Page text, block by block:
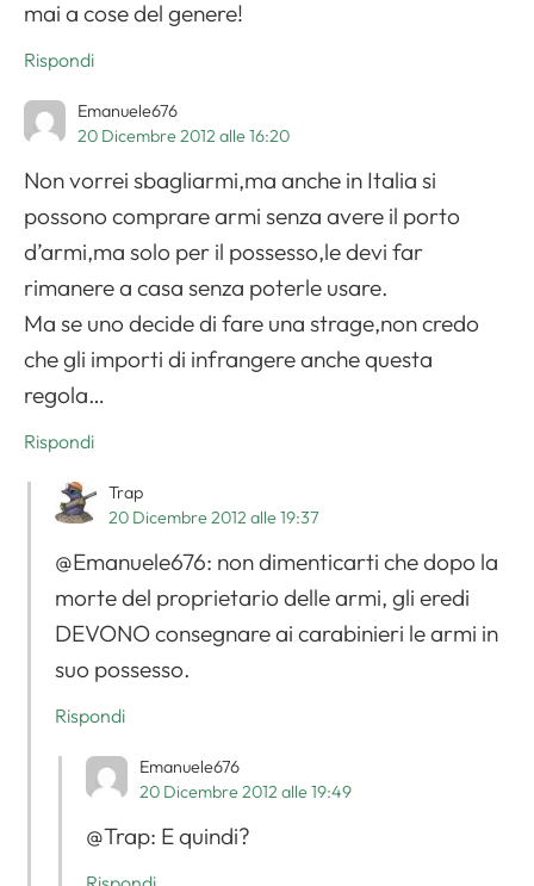
mai a cose del genere!
Rispondi
Emanuele676
20 Dicembre 2012 alle 16:20
Non vorrei sbagliarmi,ma anche in Italia si
possono comprare armi senza avere il porto
d’armi,ma solo per il possesso,le devi far
rimanere a casa senza poterle usare.
Ma se uno decide di fare una strage,non credo
che gli importi di infrangere anche questa
regola…
Rispondi
Trap
20 Dicembre 2012 alle 19:37
@Emanuele676: non dimenticarti che dopo la
morte del proprietario delle armi, gli eredi
DEVONO consegnare ai carabinieri le armi in
suo possesso.
Rispondi
Emanuele676
20 Dicembre 2012 alle 19:49
@Trap: E quindi?